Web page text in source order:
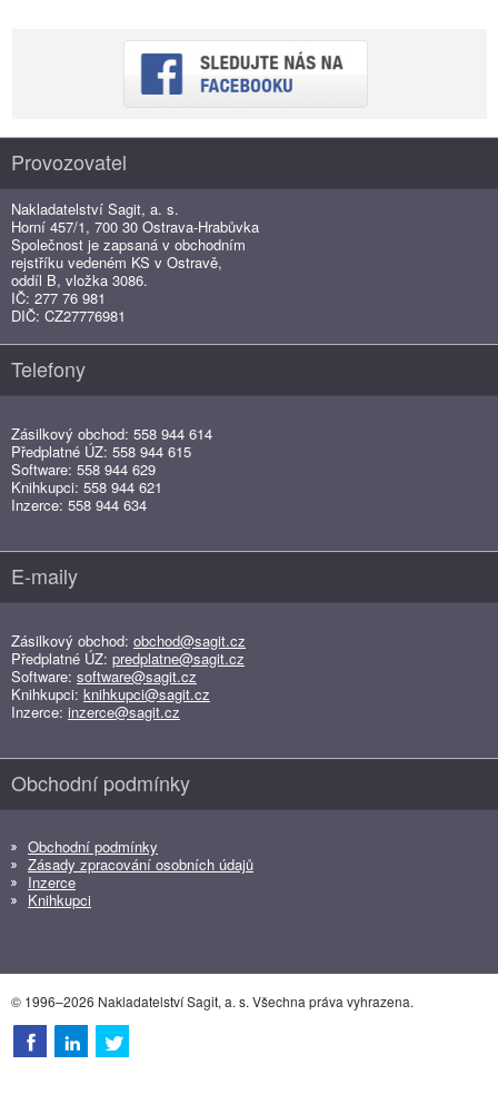
Provozovatel
Nakladatelství Sagit, a. s.
Horní 457/1, 700 30 Ostrava-Hrabůvka
Společnost je zapsaná v obchodním
rejstříku vedeném KS v Ostravě,
oddíl B, vložka 3086.
IČ: 277 76 981
DIČ: CZ27776981
Telefony
Zásilkový obchod: 558 944 614
Předplatné ÚZ: 558 944 615
Software: 558 944 629
Knihkupci: 558 944 621
Inzerce: 558 944 634
E-maily
Zásilkový obchod: obchod@sagit.cz
Předplatné ÚZ: predplatne@sagit.cz
Software: software@sagit.cz
Knihkupci: knihkupci@sagit.cz
Inzerce: inzerce@sagit.cz
Obchodní podmínky
Obchodní podmínky
Zásady zpracování osobních údajů
Inzerce
Knihkupci
© 1996–2026 Nakladatelství Sagit, a. s. Všechna práva vyhrazena.